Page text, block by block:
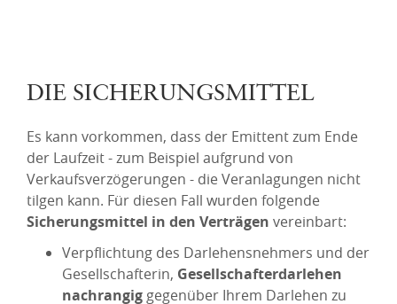
DIE SICHERUNGSMITTEL
Es kann vorkommen, dass der Emittent zum Ende
der Laufzeit - zum Beispiel aufgrund von
Verkaufsverzögerungen - die Veranlagungen nicht
tilgen kann. Für diesen Fall wurden folgende
Sicherungsmittel in den Verträgen vereinbart:
Verpflichtung des Darlehensnehmers und der
Gesellschafterin, Gesellschafterdarlehen
nachrangig gegenüber Ihrem Darlehen zu